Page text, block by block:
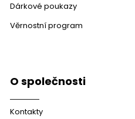
Dárkové poukazy
Věrnostní program
O společnosti
Kontakty